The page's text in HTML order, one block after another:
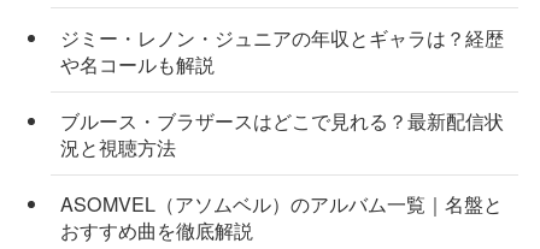
ジミー・レノン・ジュニアの年収とギャラは？経歴
や名コールも解説
ブルース・ブラザースはどこで見れる？最新配信状
況と視聴方法
ASOMVEL（アソムベル）のアルバム一覧｜名盤と
おすすめ曲を徹底解説